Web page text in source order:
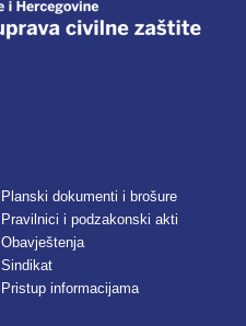
Planski dokumenti i brošure
Pravilnici i podzakonski akti
Obavještenja
Sindikat
Pristup informacijama